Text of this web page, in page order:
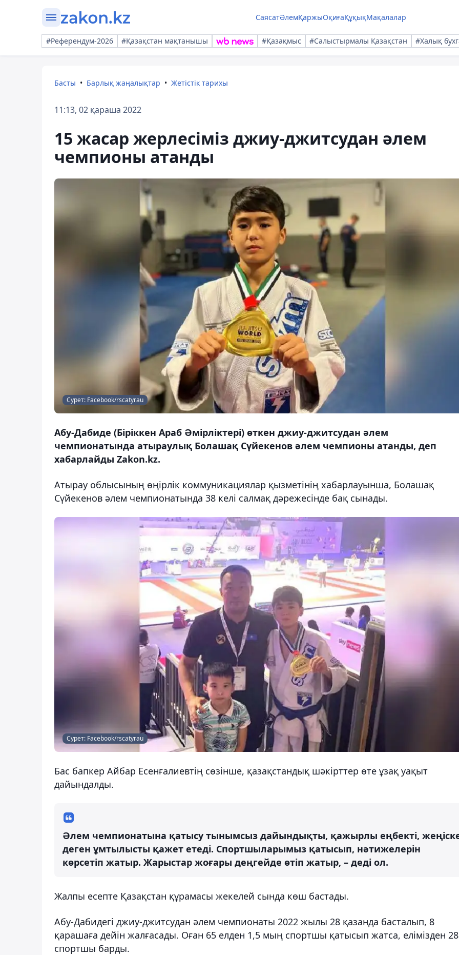
СаясатӘлемҚаржыОқиғаҚұқықМақалалар
#Референдум-2026 #Қазақстан мақтанышы #Қазақмыс #Салыстырмалы Қазақстан #Халық
Басты Барлық жаңалықтар Жетістік тарихы
11:13, 02 қараша 2022
15 жасар жерлесіміз джиу-джитсудан әлем
чемпионы атанды
Сурет: Facebook/rscatyrau
Абу-Дабиде (Біріккен Араб Әмірліктері) өткен джиу-джитсудан әлем
чемпионатында атыраулық Болашақ Сүйекенов әлем чемпионы атанды, деп
хабарлайды Zakon.kz.
Атырау облысының өңірлік коммуникациялар қызметінің хабарлауынша, Болашақ
Сүйекенов әлем чемпионатында 38 келі салмақ дәрежесінде бақ сынады.
Сурет: Facebook/rscatyrau
Бас бапкер Айбар Есенғалиевтің сөзінше, қазақстандық шәкірттер өте ұзақ уақыт
дайындалды.
Әлем чемпионатына қатысу тынымсыз дайындықты, қажырлы еңбекті,
деген ұмтылысты қажет етеді. Спортшыларымыз қатысып, нәтижелерін
көрсетіп жатыр. Жарыстар жоғары деңгейде өтіп жатыр, – деді ол.
Жалпы есепте Қазақстан құрамасы жекелей сында көш бастады.
Абу-Дабидегі джиу-джитсудан әлем чемпионаты 2022 жылы 28 қазанда басталып, 8
қарашаға дейін жалғасады. Оған 65 елден 1,5 мың спортшы қатысып жатса, елімізден 28
спортшы барды.